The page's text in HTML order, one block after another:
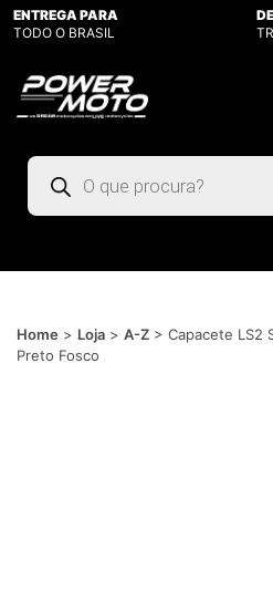
ENTREGA PARA
TODO O BRASIL
Pesquisar
produtos
Home > Loja > A-Z > Capacete LS2
Preto Fosco